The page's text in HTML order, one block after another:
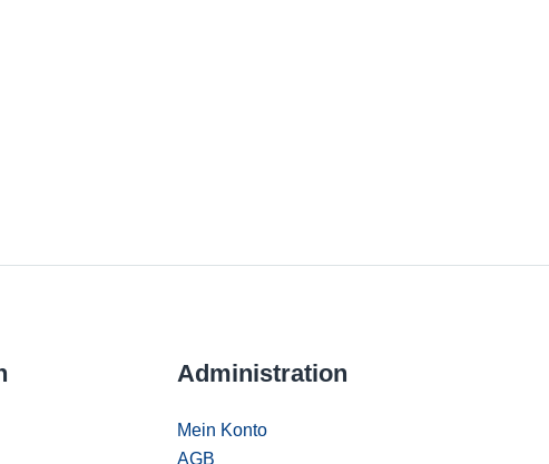
Administration
Mein Konto
AGB